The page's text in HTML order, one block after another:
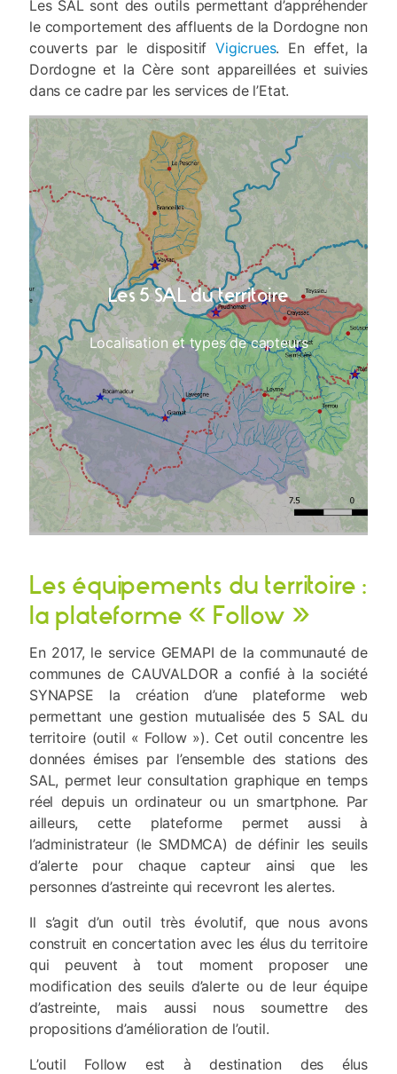
Les SAL sont des outils permettant d’appréhender
le comportement des affluents de la Dordogne non
couverts par le dispositifVigicrues. En effet, la
Dordogne et la Cère sont appareillées et suivies
dans ce cadre par les services de l’Etat.
Les 5 SAL du territoire
Localisation et types de capteurs
Les équipements du territoire :
la plateforme « Follow »
En 2017, le service GEMAPI de la communauté de
communes de CAUVALDOR a confié à la société
SYNAPSE la création d’une plateforme web
permettant une gestion mutualisée des 5 SAL du
territoire (outil « Follow »). Cet outil concentre les
données émises par l’ensemble des stations des
SAL, permet leur consultation graphique en temps
réel depuis un ordinateur ou un smartphone. Par
ailleurs, cette plateforme permet aussi à
l’administrateur (le SMDMCA) de définir les seuils
d’alerte pour chaque capteur ainsi que les
personnes d’astreinte qui recevront les alertes.
Il s’agit d’un outil très évolutif, que nous avons
construit en concertation avec les élus du territoire
qui peuvent à tout moment proposer une
modification des seuils d’alerte ou de leur équipe
d’astreinte, mais aussi nous soumettre des
propositions d’amélioration de l’outil.
L’outil Follow est à destination des élus